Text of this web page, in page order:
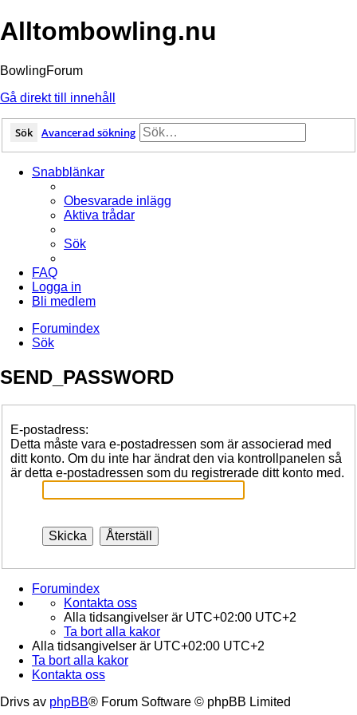
Alltombowling.nu
BowlingForum
Gå direkt till innehåll
Sök Avancerad sökning
Snabblänkar
Obesvarade inlägg
Aktiva trådar
Sök
FAQ
Logga in
Bli medlem
Forumindex
Sök
SEND_PASSWORD
E-postadress:
Detta måste vara e-postadressen som är associerad med
ditt konto. Om du inte har ändrat den via kontrollpanelen så
är detta e-postadressen som du registrerade ditt konto med.
Forumindex
Kontakta oss
Alla tidsangivelser är UTC+02:00 UTC+2
Ta bort alla kakor
Alla tidsangivelser är UTC+02:00 UTC+2
Ta bort alla kakor
Kontakta oss
Drivs av phpBB® Forum Software © phpBB Limited